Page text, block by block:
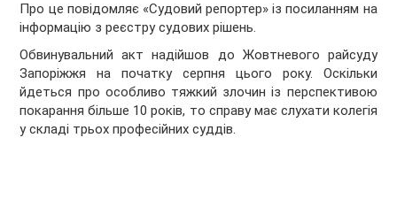
Про це повідомляє «Судовий репортер» із посиланням на
інформацію з реєстру судових рішень.
Обвинувальний акт надійшов до Жовтневого райсуду
Запоріжжя на початку серпня цього року. Оскільки
йдеться про особливо тяжкий злочин із перспективою
покарання більше 10 років, то справу має слухати колегія
у складі трьох професійних суддів.